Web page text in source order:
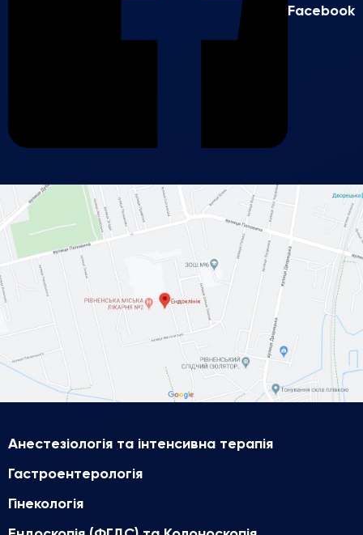
Facebook
Анестезіологія та інтенсивна терапія
Гастроентерологія
Гінекологія